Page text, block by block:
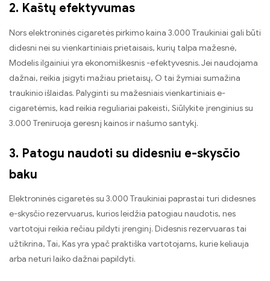
2. Kaštų efektyvumas
Nors elektroninės cigaretės pirkimo kaina 3.000 Traukiniai gali būti
didesni nei su vienkartiniais prietaisais, kurių talpa mažesnė,
Modelis ilgainiui yra ekonomiškesnis -efektyvesnis. Jei naudojama
dažnai, reikia įsigyti mažiau prietaisų, O tai žymiai sumažina
traukinio išlaidas. Palyginti su mažesniais vienkartiniais e-
cigaretėmis, kad reikia reguliariai pakeisti, Siūlykite įrenginius su
3.000 Treniruoja geresnį kainos ir našumo santykį.
3. Patogu naudoti su didesniu e-skysčio
baku
Elektroninės cigaretės su 3.000 Traukiniai paprastai turi didesnes
e-skysčio rezervuarus, kurios leidžia patogiau naudotis, nes
vartotojui reikia rečiau pildyti įrenginį. Didesnis rezervuaras tai
užtikrina, Tai, Kas yra ypač praktiška vartotojams, kurie keliauja
arba neturi laiko dažnai papildyti.